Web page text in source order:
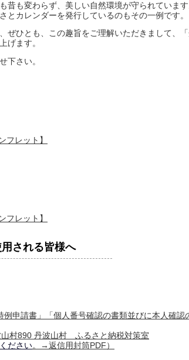
昔も変わらず、美しい自然環境が守られていま
とカレンダーを発行しているのもその一例です。
ぜひとも、この趣旨をご理解いただきまして、「
げます。
下さい。
フレット】
フレット】
される皆様へ
申請書」「個人番号確認の書類並びに本人確認
村890 丹波山村 ふるさと納税対策室
ださい。→ 返信用封筒PDF ）